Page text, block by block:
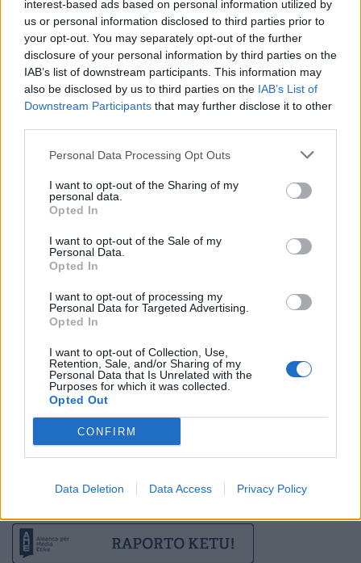
interest-based ads based on personal information utilized by
us or personal information disclosed to third parties prior to
your opt-out. You may separately opt-out of the further
disclosure of your personal information by third parties on the
IAB’s list of downstream participants. This information may
also be disclosed by us to third parties on the IAB’s List of
Downstream Participants that may further disclose it to other
Personal Data Processing Opt Outs
I want to opt-out of the Sharing of my
personal data.
Opted In
I want to opt-out of the Sale of my
Personal Data.
Opted In
I want to opt-out of processing my
Personal Data for Targeted Advertising.
Opted In
I want to opt-out of Collection, Use,
Retention, Sale, and/or Sharing of my
Personal Data that Is Unrelated with the
Purposes for which it was collected.
Opted Out
CONFIRM
Data Deletion Data Access Privacy Policy
Mazda konfirmon rikthimin e
CX-3, gjenerata e re pritet në
vitin 2027
Valverde rrëfen befasinë nga
Arrestohet 73-vjeçari në Krujë,
dhe flakët u përhapën drejt